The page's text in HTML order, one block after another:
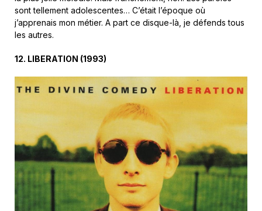
sont tellement adolescentes… C’était l’époque où
j’apprenais mon métier. A part ce disque-là, je défends tous
les autres.
12. LIBERATION (1993)